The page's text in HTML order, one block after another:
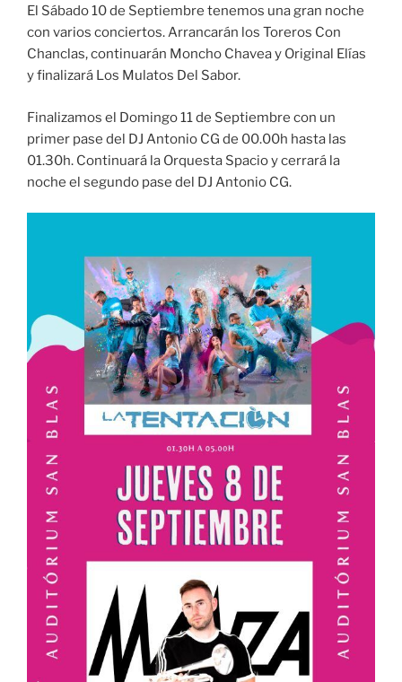
El Sábado 10 de Septiembre tenemos una gran noche
con varios conciertos. Arrancarán los Toreros Con
Chanclas, continuarán Moncho Chavea y Original Elías
y finalizará Los Mulatos Del Sabor.
Finalizamos el Domingo 11 de Septiembre con un
primer pase del DJ Antonio CG de 00.00h hasta las
01.30h. Continuará la Orquesta Spacio y cerrará la
noche el segundo pase del DJ Antonio CG.